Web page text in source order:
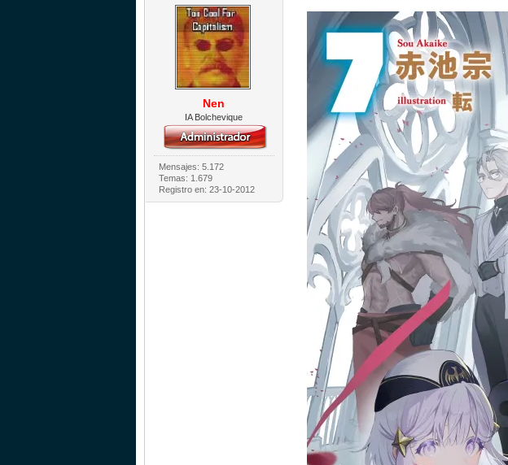
Nen
IA Bolchevique
Mensajes: 5.172
Temas: 1.679
Registro en: 23-10-2012